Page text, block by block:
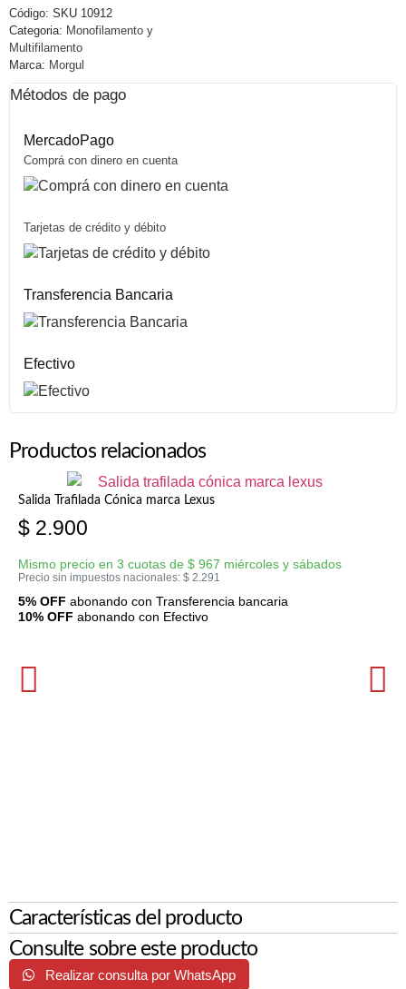
Código: SKU 10912
Categoria: Monofilamento y
Multifilamento
Marca: Morgul
Métodos de pago
MercadoPago
Comprá con dinero en cuenta
Tarjetas de crédito y débito
Transferencia Bancaria
Efectivo
Productos relacionados
Salida Trafilada Cónica marca Lexus
$ 2.900
Mismo precio en 3 cuotas de $ 967 miércoles y sábados
Precio sin impuestos nacionales: $ 2.291
5% OFF abonando con Transferencia bancaria
10% OFF abonando con Efectivo
Características del producto
Consulte sobre este producto
Realizar consulta por WhatsApp